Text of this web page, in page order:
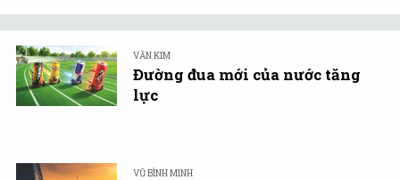
VĂN KIM
Đường đua mới của nước tăng
lực
VŨ BÌNH MINH